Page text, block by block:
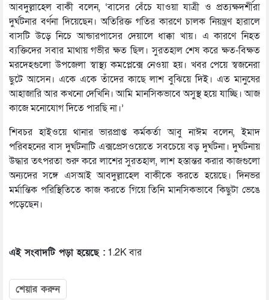
আবদুল্লাহেল বাকী বলেন, ‘বাসের বেঁচে যাওয়া যাত্রী ও প্রত্যক্ষদর্শীরা
দুর্ঘটনার বর্ণনা দিয়েছেন। অতিরিক্ত গতির কারণে চালক নিয়ন্ত্রণ হারালে
বাসটি উড়ে নিচে আন্ডারপাসের দেয়ালে ধাক্কা খায়। এ কারণে নিহত
ব্যক্তিদের সবার মাথায় গভীর ক্ষত ছিল। সুরতহাল শেষ করে ক্ষত-বিক্ষত
মরদেহগুলো উপজেলা স্বাস্থ্য কমপ্লেক্সে নেওয়া হয়। খবর পেয়ে স্বজনেরা
ছুটে আসেন। একে একে তাঁদের কাছে লাশ বুঝিয়ে দিই। এত মানুষের
আহাজারি আর কখনো দেখিনি। আমি মানসিকভাবে অসুস্থ হয়ে যাচ্ছি। আজ
কাজে মনোযোগ দিতে পারছি না।’
শিবচর হাইওয়ে থানার ভারপ্রাপ্ত কর্মকর্তা আবু নাঈম বলেন, ইমাদ
পরিবহনের বাস দুর্ঘটনাটি এক্সপ্রেসওয়েতে সবচেয়ে বড় দুর্ঘটনা। দুর্ঘটনায়
উদ্ধার তৎপরতা শুরু করে লাশের সুরতহাল, লাশ হস্তান্তর করার কাজগুলো
অন্যদের সঙ্গে এসআই আবদুল্লাহেল বাকীকে করতে হয়েছে। দিনভর
মর্মান্তিক পরিস্থিতিতে কাজ করতে গিয়ে তিনি মানসিকভাবে কিছুটা ভেঙে
পড়েছেন।
এই সংবাদটি পড়া হয়েছে : 1.2K বার
শেয়ার করুন